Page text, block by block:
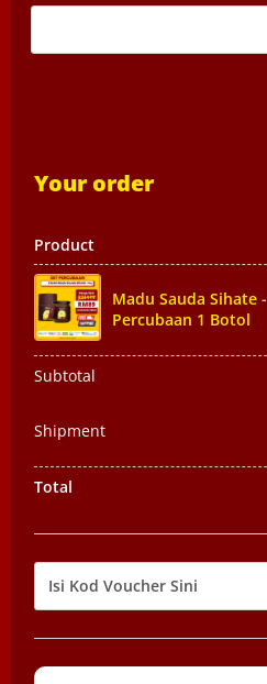
Your order
Product
Madu Sauda Sihate -
Percubaan 1 Botol
Subtotal
Shipment
Total